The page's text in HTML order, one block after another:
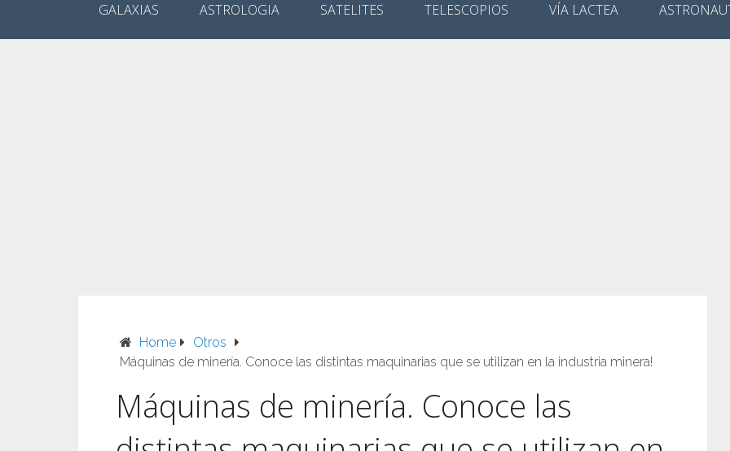
GALAXIAS ASTROLOGIA SATELITES TELESCOPIOS VÍA LACTEA
Home
Otros
Máquinas de minería. Conoce las distintas maquinarias que se utilizan en la industria minera!
Máquinas de minería. Conoce las